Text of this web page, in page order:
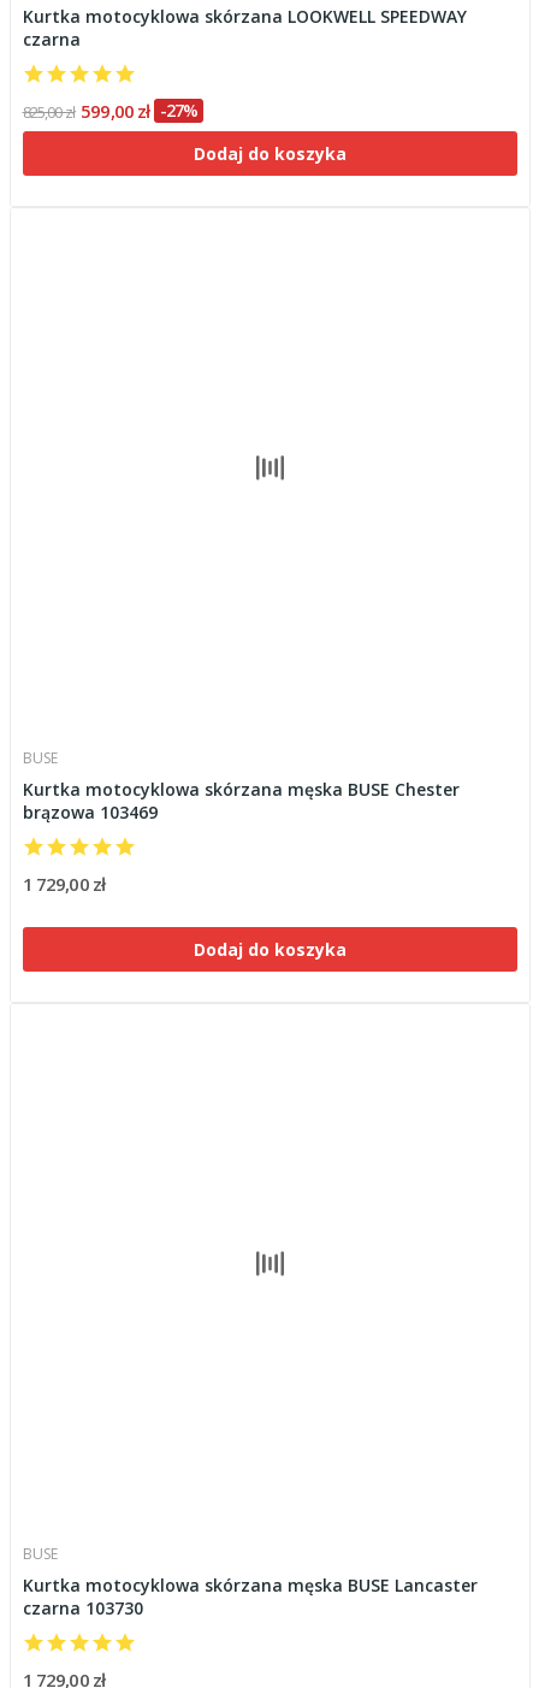
Kurtka motocyklowa skórzana LOOKWELL SPEEDWAY
czarna
825,00 zł 599,00 zł -27%
Dodaj do koszyka
BUSE
Kurtka motocyklowa skórzana męska BUSE Chester
brązowa 103469
1 729,00 zł
Dodaj do koszyka
BUSE
Kurtka motocyklowa skórzana męska BUSE Lancaster
czarna 103730
1 729,00 zł